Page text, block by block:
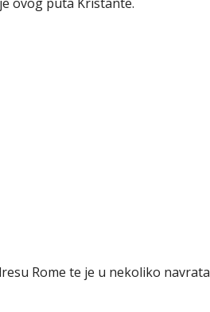
Rome te je u nekoliko navrata